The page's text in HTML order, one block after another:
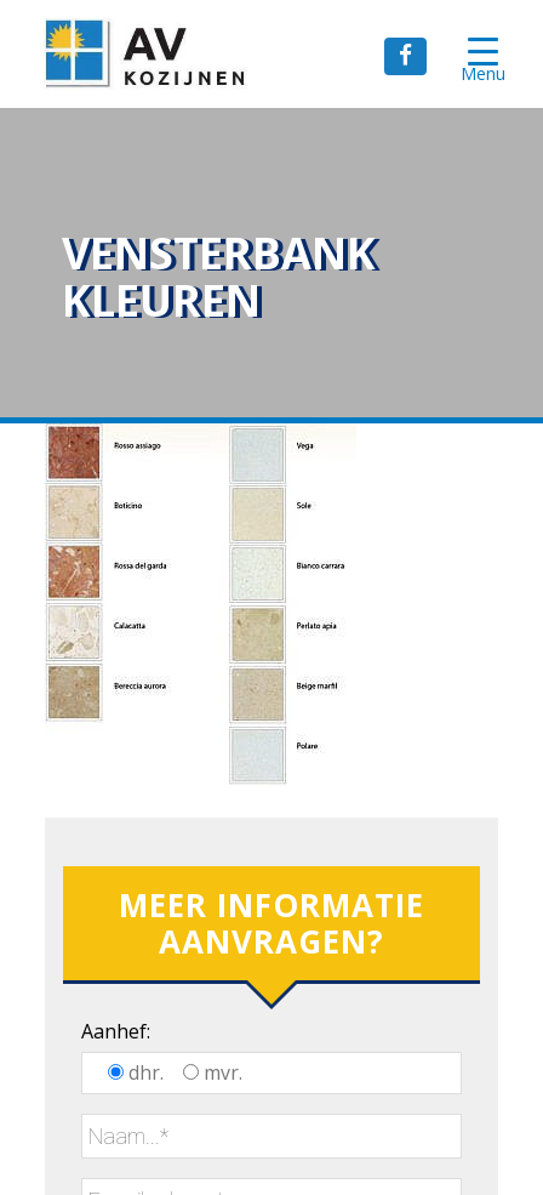
VENSTERBANK
KLEUREN
MEER INFORMATIE
AANVRAGEN?
Aanhef:
dhr.
mvr.
Menu